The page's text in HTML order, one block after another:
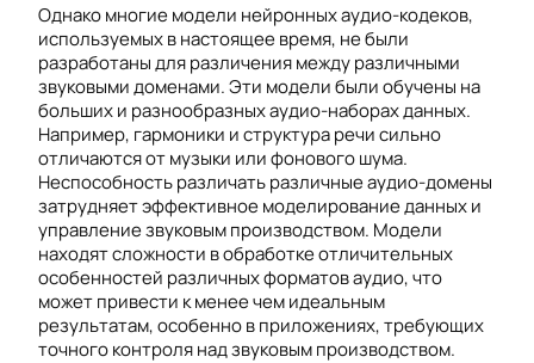
Однако многие модели нейронных аудио-кодеков,
используемых в настоящее время, не были
разработаны для различения между различными
звуковыми доменами. Эти модели были обучены на
больших и разнообразных аудио-наборах данных.
Например, гармоники и структура речи сильно
отличаются от музыки или фонового шума.
Неспособность различать различные аудио-домены
затрудняет эффективное моделирование данных и
управление звуковым производством. Модели
находят сложности в обработке отличительных
особенностей различных форматов аудио, что
может привести к менее чем идеальным
результатам, особенно в приложениях, требующих
точного контроля над звуковым производством.